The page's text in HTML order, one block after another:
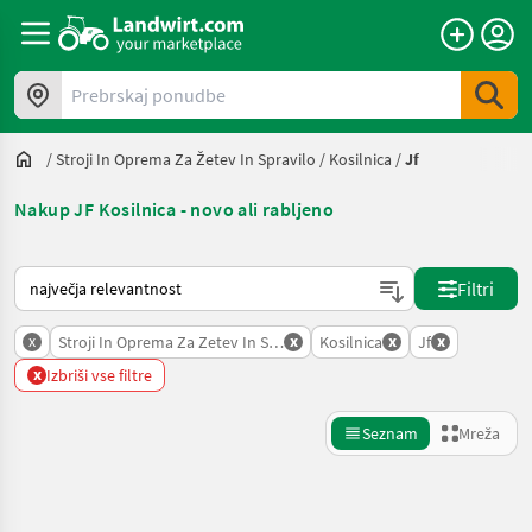
Prebrskaj ponudbe
/Stroji In Oprema Za Žetev In Spravilo / Kosilnica /Jf
Nakup JF Kosilnica - novo ali rabljeno
Tako je razvrščeno na Landwirt.com
Filtri
x Stroji In Oprema Za Zetev In Spravilo
x Kosilnica x Jf x
x Izbriši vse filtre
Seznam Mreža